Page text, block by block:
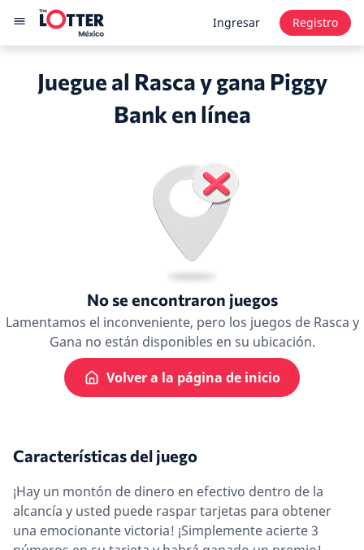
Ingresar Registro
Juegue al Rasca y gana Piggy
Bank en línea
No se encontraron juegos
Lamentamos el inconveniente, pero los juegos de Rasca y
Gana no están disponibles en su ubicación.
Volver a la página de inicio
Características del juego
¡Hay un montón de dinero en efectivo dentro de la
alcancía y usted puede raspar tarjetas para obtener
una emocionante victoria! ¡Simplemente acierte 3